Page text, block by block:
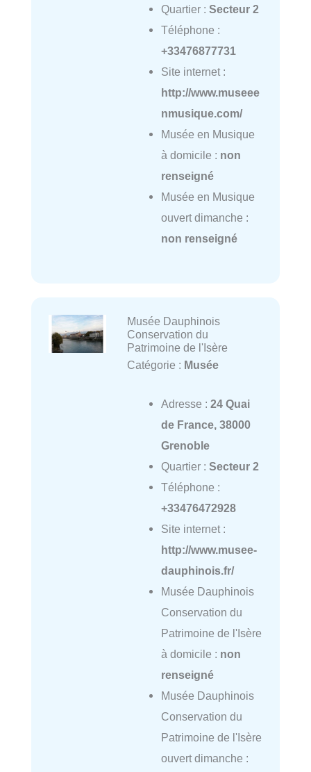
Quartier : Secteur 2
Téléphone :
+33476877731
Site internet :
http://www.museee
nmusique.com/
Musée en Musique
à domicile : non
renseigné
Musée en Musique
ouvert dimanche :
non renseigné
Musée Dauphinois
Conservation du
Patrimoine de l'Isère
Catégorie : Musée
Adresse : 24 Quai
de France, 38000
Grenoble
Quartier : Secteur 2
Téléphone :
+33476472928
Site internet :
http://www.musee-
dauphinois.fr/
Musée Dauphinois
Conservation du
Patrimoine de l'Isère
à domicile : non
renseigné
Musée Dauphinois
Conservation du
Patrimoine de l'Isère
ouvert dimanche :